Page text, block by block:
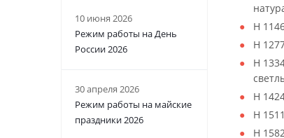
H
H
H
H
H
H
10 июня 2026
Режим работы на День
России 2026
30 апреля 2026
Режим работы на майские
праздники 2026